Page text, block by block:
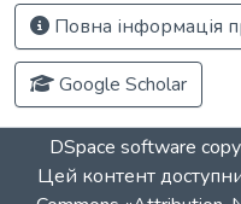
Повна інформація
Google Scholar
DSpace software
Цей контент